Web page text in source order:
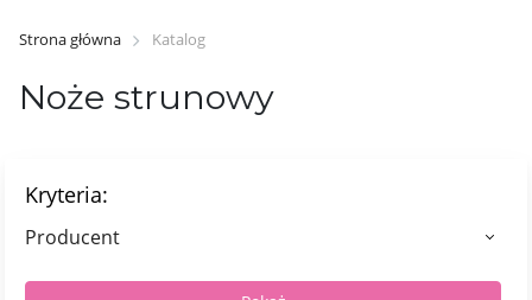
Strona główna Katalog
Noże strunowy
Kryteria:
Producent